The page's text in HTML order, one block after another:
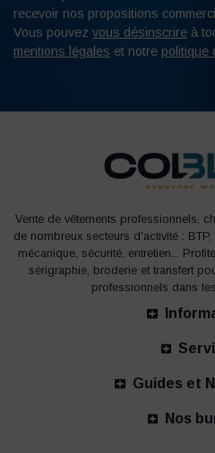
recevoir nos propositions
Vous pouvez vous désinscrire à
mentions légales et notre politique
Vente de vêtements professionnels,
de nombreux secteurs d'activité :
mécanique, sécurité, entretien...
sérigraphie, broderie et transfert
professionnels dans
Guides et
Nos